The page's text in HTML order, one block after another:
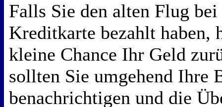
Falls Sie den alten Flug
Kreditkarte bezahlt haben,
kleine Chance Ihr Geld
sollten Sie umgehend Ihre
benachrichtigen und die